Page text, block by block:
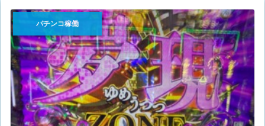
パチンコ稼働